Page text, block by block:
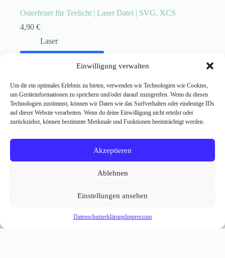
Einwilligung verwalten
Um dir ein optimales Erlebnis zu bieten, verwenden wir Technologien wie Cookies,
um Geräteinformationen zu speichern und/oder darauf zuzugreifen. Wenn du diesen
Technologien zustimmst, können wir Daten wie das Surfverhalten oder eindeutige IDs
auf dieser Website verarbeiten. Wenn du deine Einwilligung nicht erteilst oder
zurückziehst, können bestimmte Merkmale und Funktionen beeinträchtigt werden.
Akzeptieren
Ablehnen
Einstellungen ansehen
DatenschutzerklärungImpressum
Osterfeuer für Teelicht | Laser Datei | SVG, XCS
4,90 €
Laser
Kein Mehrwertsteuerausweis, da Kleinunternehmer nach §19
(1) UStG.
Vertrag widerrufen
Allgemeine Geschäftsbedingungen (AGB)
Datenschutzerklärung
Widerrufsbelehrung
FAQ
Copyright © 2026 - WordPress Theme von